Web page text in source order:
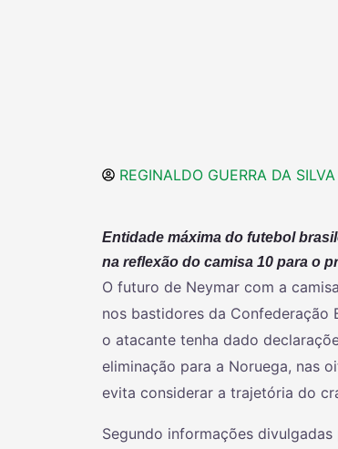
REGINALDO GUERRA DA SILVA
Entidade máxima do futebol
na reflexão do camisa 10 para o
O futuro de Neymar com a
nos bastidores da Confederação
o atacante tenha dado
eliminação para a Noruega, nas
evita considerar a trajetória do
Segundo informações divulgadas